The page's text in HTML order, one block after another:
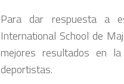
Para dar respuesta a
International School de
mejores resultados en
deportistas.